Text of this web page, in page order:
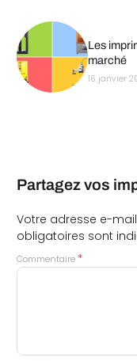
Les
marché
16 janvier
Partagez vos
Votre adresse e-
obligatoires sont
Commentaire *